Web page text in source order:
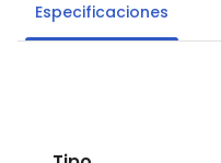
Especificaciones